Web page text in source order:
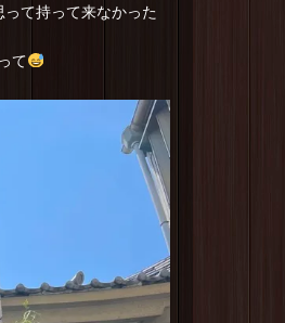
て持って来なかった
て